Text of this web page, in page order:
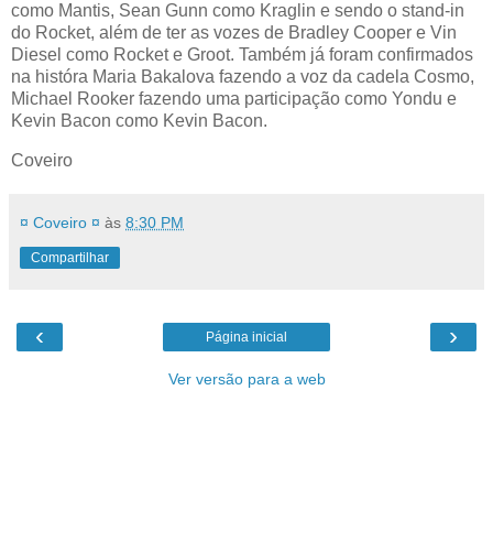
como Mantis, Sean Gunn como Kraglin e sendo o stand-in
do Rocket, além de ter as vozes de Bradley Cooper e Vin
Diesel como Rocket e Groot. Também já foram confirmados
na históra Maria Bakalova fazendo a voz da cadela Cosmo,
Michael Rooker fazendo uma participação como Yondu e
Kevin Bacon como Kevin Bacon.
Coveiro
¤ Coveiro ¤ às 8:30 PM
Compartilhar
‹ ›
Página inicial
Ver versão para a web